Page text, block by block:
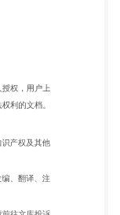
广告文档&视
、机构、 服务
包括文档标
任何有推广或宣
地址、即时通讯
语 等，其中被
被判定为广 告
型： 1.文字广